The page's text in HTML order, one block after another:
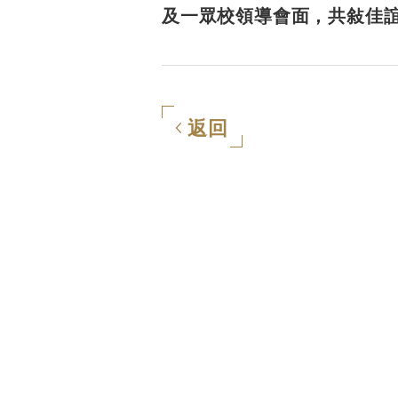
及一眾校領導會面，共敍佳
返回